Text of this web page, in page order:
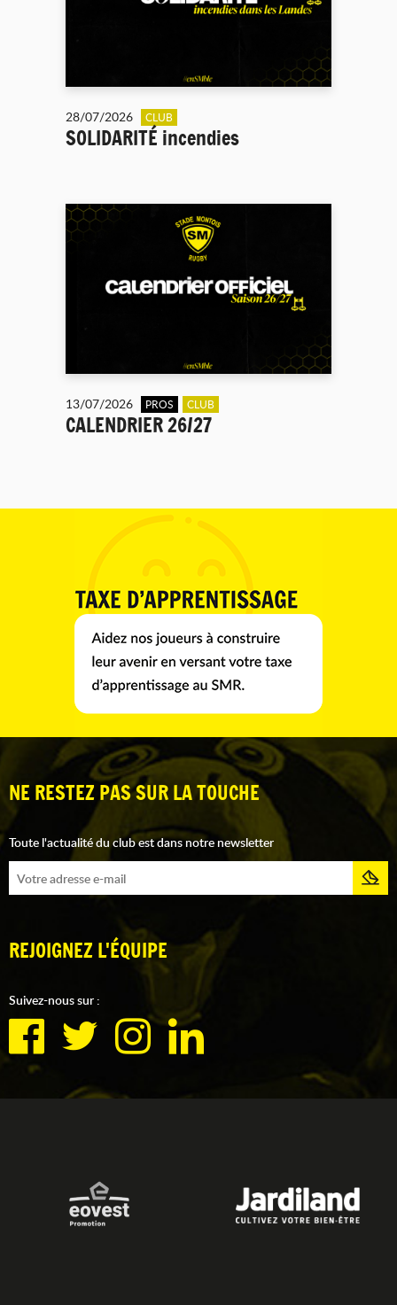
28/07/2026 CLUB
SOLIDARITÉ incendies
13/07/2026 PROS CLUB
CALENDRIER 26/27
NE RESTEZ PAS SUR LA TOUCHE
Toute l'actualité du club est dans notre newsletter
REJOIGNEZ L'ÉQUIPE
Suivez-nous sur :